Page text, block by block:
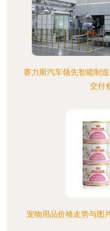
赛力斯汽车领先智能制
交付
宠物用品价格走势与图